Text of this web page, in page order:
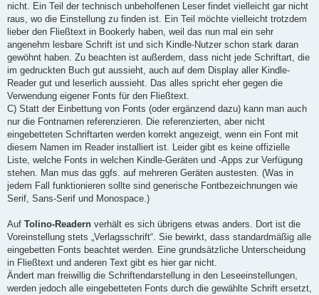
nicht. Ein Teil der technisch unbeholfenen Leser findet vielleicht gar nicht
raus, wo die Einstellung zu finden ist. Ein Teil möchte vielleicht trotzdem
lieber den Fließtext in Bookerly haben, weil das nun mal ein sehr
angenehm lesbare Schrift ist und sich Kindle-Nutzer schon stark daran
gewöhnt haben. Zu beachten ist außerdem, dass nicht jede Schriftart, die
im gedruckten Buch gut aussieht, auch auf dem Display aller Kindle-
Reader gut und leserlich aussieht. Das alles spricht eher gegen die
Verwendung eigener Fonts für den Fließtext.
C) Statt der Einbettung von Fonts (oder ergänzend dazu) kann man auch
nur die Fontnamen referenzieren. Die referenzierten, aber nicht
eingebetteten Schriftarten werden korrekt angezeigt, wenn ein Font mit
diesem Namen im Reader installiert ist. Leider gibt es keine offizielle
Liste, welche Fonts in welchen Kindle-Geräten und -Apps zur Verfügung
stehen. Man mus das ggfs. auf mehreren Geräten austesten. (Was in
jedem Fall funktionieren sollte sind generische Fontbezeichnungen wie
Serif, Sans-Serif und Monospace.)
Auf Tolino-Readern verhält es sich übrigens etwas anders. Dort ist die
Voreinstellung stets „Verlagsschrift“. Sie bewirkt, dass standardmäßig alle
eingebetten Fonts beachtet werden. Eine grundsätzliche Unterscheidung
in Fließtext und anderen Text gibt es hier gar nicht.
Ändert man freiwillig die Schriftendarstellung in den Leseeinstellungen,
werden jedoch alle eingebetteten Fonts durch die gewählte Schrift ersetzt,